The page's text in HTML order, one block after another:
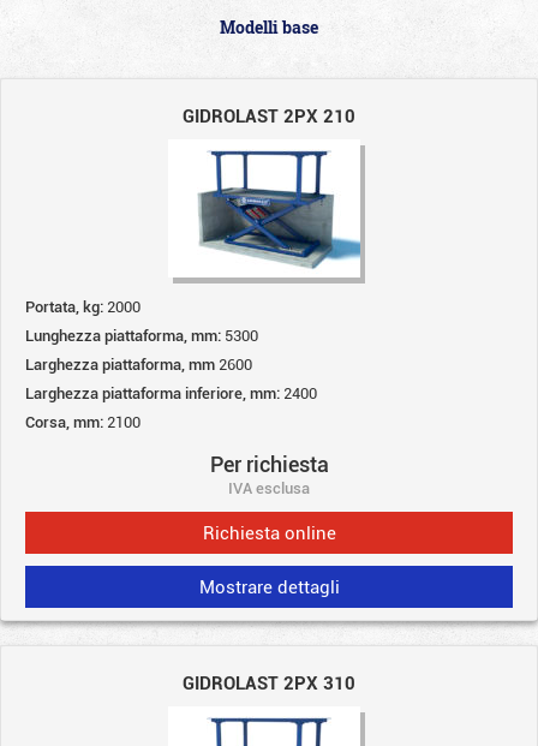
Modelli base
GIDROLAST 2PX 210
Portata, kg: 2000
Lunghezza piattaforma, mm: 5300
Larghezza piattaforma, mm 2600
Larghezza piattaforma inferiore, mm: 2400
Corsa, mm: 2100
Per richiesta
IVA esclusa
Richiesta online
Mostrare dettagli
GIDROLAST 2PX 310